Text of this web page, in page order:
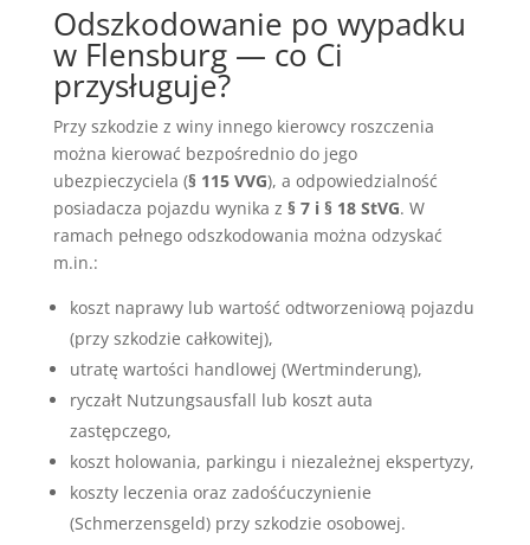
Odszkodowanie po wypadku
w Flensburg — co Ci
przysługuje?
Przy szkodzie z winy innego kierowcy roszczenia
można kierować bezpośrednio do jego
ubezpieczyciela (§ 115 VVG), a odpowiedzialność
posiadacza pojazdu wynika z § 7 i § 18 StVG. W
ramach pełnego odszkodowania można odzyskać
m.in.:
koszt naprawy lub wartość odtworzeniową pojazdu
(przy szkodzie całkowitej),
utratę wartości handlowej (Wertminderung),
ryczałt Nutzungsausfall lub koszt auta
zastępczego,
koszt holowania, parkingu i niezależnej ekspertyzy,
koszty leczenia oraz zadośćuczynienie
(Schmerzensgeld) przy szkodzie osobowej.